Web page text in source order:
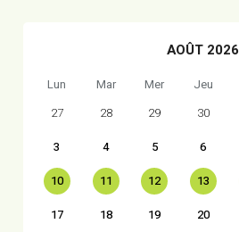
AOÛT 2026
Lun Mar Mer Jeu
27
28 29 30
3
4 5 6
10
11 12 13
17
18 19 20